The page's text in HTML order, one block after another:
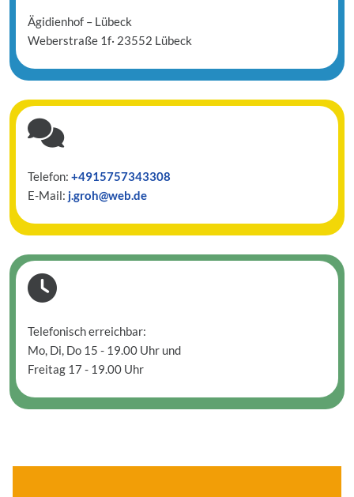
Ägidienhof – Lübeck
Weberstraße 1f· 23552 Lübeck

Telefon: +4915757343308
E-Mail: j.groh@web.de

Telefonisch erreichbar:
Mo, Di, Do 15 - 19.00 Uhr und
Freitag 17 - 19.00 Uhr